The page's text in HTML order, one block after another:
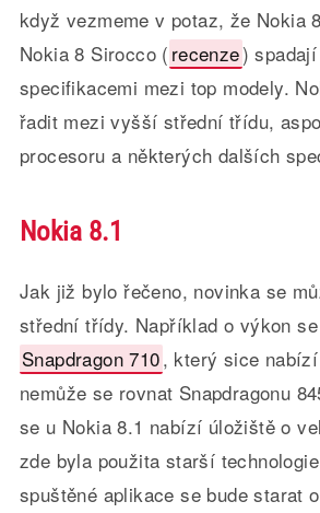
když vezmeme v potaz, že Nokia
Nokia 8 Sirocco ( recenze)
specifikacemi mezi top modely.
řadit mezi vyšší střední třídu,
procesoru a některých dalších
Nokia 8.1
Jak již bylo řečeno, novinka se
střední třídy. Například o výkon
Snapdragon 710, který sice
nemůže se rovnat Snapdragonu
se u Nokia 8.1 nabízí úložiště o
zde byla použita starší
spuštěné aplikace se bude starat